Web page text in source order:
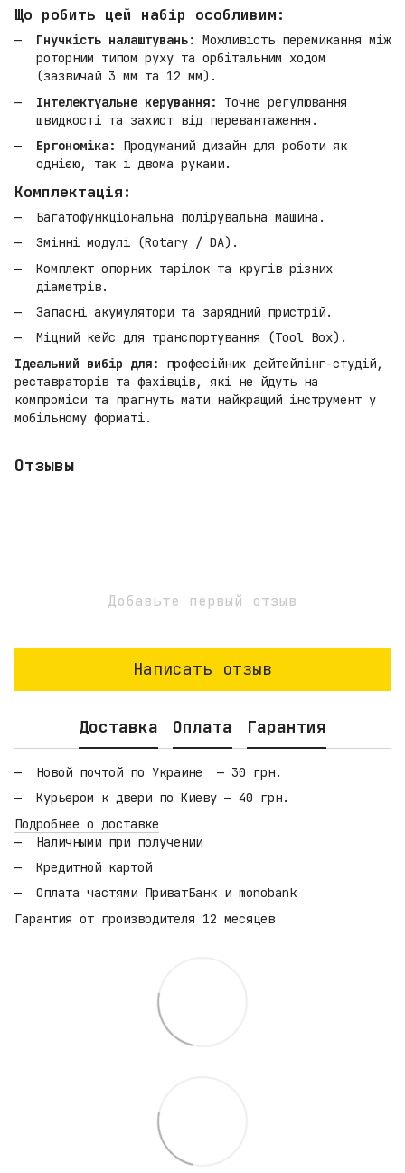
Що робить цей набір особливим:
Гнучкість налаштувань: Можливість перемикання між
роторним типом руху та орбітальним ходом
(зазвичай 3 мм та 12 мм).
Інтелектуальне керування:
Точне регулювання
швидкості та захист від перевантаження.
Ергономіка:
Продуманий дизайн для роботи як
однією, так і двома руками.
Комплектація:
Багатофункціональна полірувальна машина.
Змінні модулі (Rotary / DA).
Комплект опорних тарілок та кругів різних
діаметрів.
Запасні акумулятори та зарядний пристрій.
Міцний кейс для транспортування (Tool Box).
Ідеальний вибір для:
професійних дейтейлінг-студій,
реставраторів та фахівців, які не йдуть на
компроміси та прагнуть мати найкращий інструмент у
мобільному форматі.
Отзывы
Добавьте первый отзыв
Написать отзыв
Доставка Оплата Гарантия
Новой почтой по Украине — 30 грн.
Курьером к двери по Киеву — 40 грн.
Подробнее о доставке
Наличными при получении
Кредитной картой
Оплата частями ПриватБанк и monobank
Гарантия от производителя 12 месяцев